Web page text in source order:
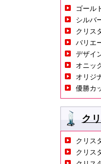
ゴール
シルバ
クリス
バリエ
デザイ
オニッ
オリジ
優勝カ
ク
クリス
クリス